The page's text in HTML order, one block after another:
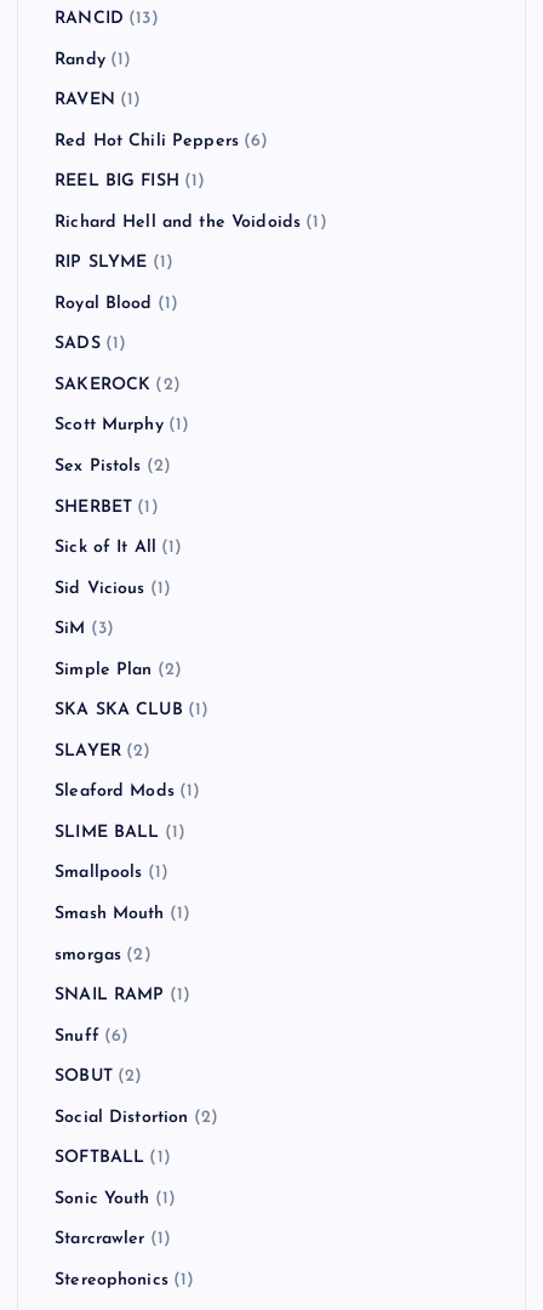
RANCID (13)
Randy(1)
RAVEN (1)
Red Hot Chili Peppers (6)
REEL BIG FISH (1)
Richard Hell and the Voidoids (1)
RIP SLYME (1)
Royal Blood (1)
SADS(1)
SAKEROCK (2)
Scott Murphy(1)
Sex Pistols (2)
SHERBET (1)
Sick of It All (1)
Sid Vicious (1)
SiM (3)
Simple Plan (2)
SKA SKA CLUB (1)
SLAYER(2)
Sleaford Mods(1)
SLIME BALL (1)
Smallpools (1)
Smash Mouth (1)
smorgas (2)
SNAIL RAMP (1)
Snuff (6)
SOBUT(2)
Social Distortion (2)
SOFTBALL (1)
Sonic Youth (1)
Starcrawler (1)
Stereophonics(1)